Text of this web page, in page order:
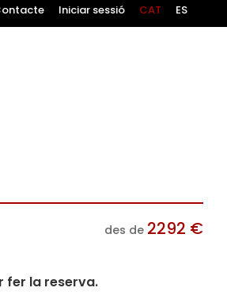
Iniciar sessió CAT ES
des de 2292 €
fer la reserva.